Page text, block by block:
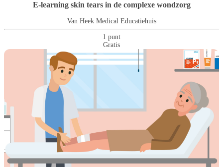
E-learning skin tears in de complexe wondzorg
Van Heek Medical Educatiehuis
1 punt
Gratis